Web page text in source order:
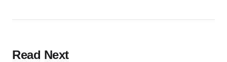
Read Next